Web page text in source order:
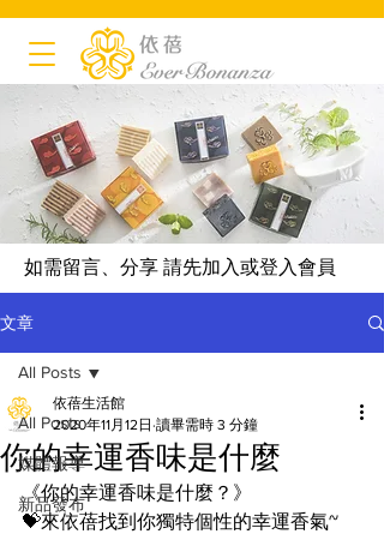
如需留言、分享 請先加入或登入會員
文章
All Posts
媒體報導
新品發布
All Posts
你的幸運香味是什麼
依蓓生活館
2020年11月12日 讀畢需時 3 分鐘
《你的幸運香味是什麼？》
💝來依蓓找到你獨特個性的幸運香氣~